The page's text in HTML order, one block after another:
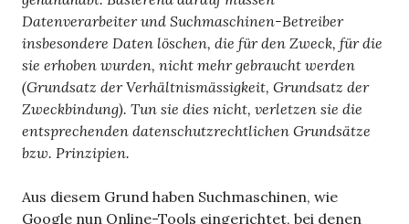
Datenverarbeiter und Suchmaschinen-Betreiber
insbesondere Daten löschen, die für den Zweck, für die
sie erhoben wurden, nicht mehr gebraucht werden
(Grundsatz der Verhältnismässigkeit, Grundsatz der
Zweckbindung). Tun sie dies nicht, verletzen sie die
entsprechenden datenschutzrechtlichen Grundsätze
bzw. Prinzipien.
Aus diesem Grund haben Suchmaschinen, wie
Google nun Online-Tools eingerichtet, bei denen